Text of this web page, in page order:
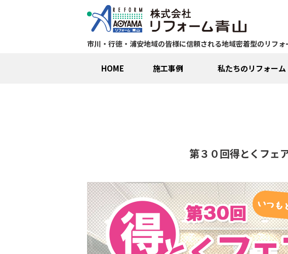
市川・行徳・浦安地域の皆様に信頼される地域密着型のリフォ
HOME 施工事例 私たちのリフォーム
第３０回得とくフェ